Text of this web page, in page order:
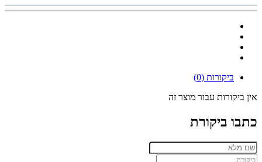
ביקורות (0)
אין ביקורות עבור מוצר זה
כתבו ביקורת